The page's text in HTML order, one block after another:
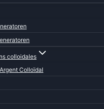
colloidales
Colloïdal